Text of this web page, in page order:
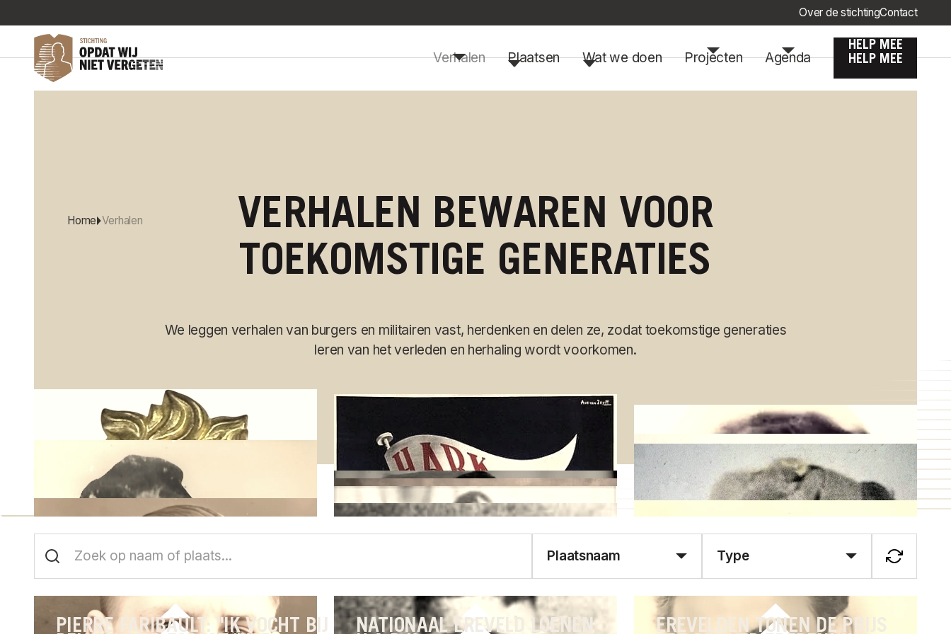
Over de stichtingContact
Verhalen Plaatsen Wat we doen Projecten Agenda
HELP MEE
HELP MEE
Home Verhalen
VERHALEN BEWAREN VOOR
TOEKOMSTIGE GENERATIES
We leggen verhalen van burgers en militairen vast, herdenken en delen ze, zodat toekomstige generaties
leren van het verleden en herhaling wordt voorkomen.
Plaatsnaam Type
PIERRE FARIBAULT: "IK VOCHT BIJ
NATIONAAL EREVELD LOENEN
EREVELDEN TONEN DE PRIJS